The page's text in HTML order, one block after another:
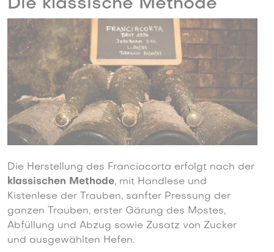
Die klassische Methode
Die Herstellung des Franciacorta erfolgt nach der
klassischen Methode, mit Handlese und
Kistenlese der Trauben, sanfter Pressung der
ganzen Trauben, erster Gärung des Mostes,
Abfüllung und Abzug sowie Zusatz von Zucker
und ausgewählten Hefen.